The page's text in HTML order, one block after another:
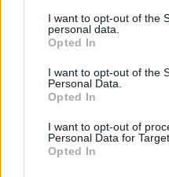
I want to opt-out of the
personal data.
Opted In
I want to opt-out of the
Personal Data.
Opted In
I want to opt-out of
Personal Data for
Opted In